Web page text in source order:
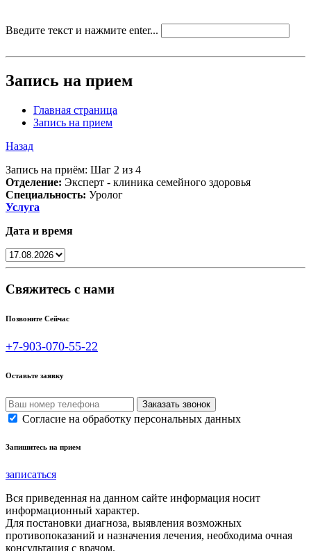
Введите текст и нажмите enter...
Запись на прием
Главная страница
Запись на прием
Назад
Запись на приём: Шаг 2 из 4
Отделение: Эксперт - клиника семейного здоровья
Специальность: Уролог
Услуга
Дата и время
Свяжитесь с нами
Позвоните Сейчас
+7-903-070-55-22
Оставьте заявку
Согласие на обработку персональных данных
Запишитесь на прием
записаться
Вся приведенная на данном сайте информация носит
информационный характер.
Для постановки диагноза, выявления возможных
противопоказаний и назначения лечения, необходима очная
консультация с врачом.